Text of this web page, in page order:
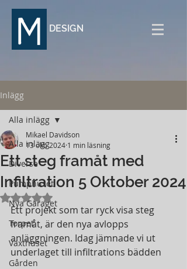
DESIGN
Inlägg
Alla inlägg
Diverse
Pumphuset
Nya Garaget
Torpet
Växthuset
Gården
Alla inlägg
Ett steg framåt med
Infiltration 5 Oktober 2024
Mikael Davidson
13 okt. 2024 1 min läsning
Betygsatt till NaN av 5 stjärnor.
Ett projekt som tar ryck visa steg
framåt, är den nya avlopps
anläggningen. Idag jämnade vi ut
underlaget till infiltrations bädden